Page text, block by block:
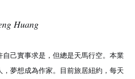
Huang
己實事求是，但總是天馬行空。本業
夢想成為作家。目前旅居紐約，每天